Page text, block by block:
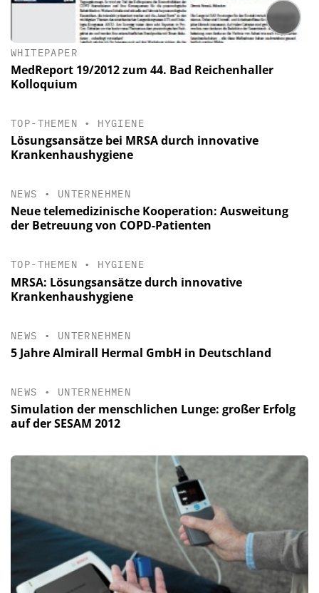
WHITEPAPER
MedReport 19/2012 zum 44. Bad Reichenhaller
Kolloquium
TOP-THEMEN • HYGIENE
Lösungsansätze bei MRSA durch innovative
Krankenhaushygiene
NEWS • UNTERNEHMEN
Neue telemedizinische Kooperation: Ausweitung
der Betreuung von COPD-Patienten
TOP-THEMEN • HYGIENE
MRSA: Lösungsansätze durch innovative
Krankenhaushygiene
NEWS • UNTERNEHMEN
5 Jahre Almirall Hermal GmbH in Deutschland
NEWS • UNTERNEHMEN
Simulation der menschlichen Lunge: großer Erfolg
auf der SESAM 2012